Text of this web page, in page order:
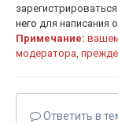
него для написания
Примечание:
модератора,
Ответить в